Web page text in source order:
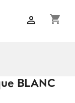
shopping_cart

BLANC